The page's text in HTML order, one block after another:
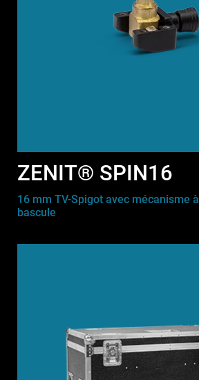
ZENIT® SPIN16
16 mm TV-Spigot avec mécanisme à
bascule